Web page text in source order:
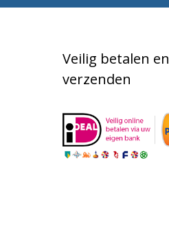
Veilig betalen en
verzenden